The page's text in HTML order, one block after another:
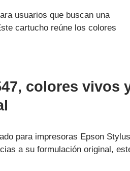
usuarios que buscan una
cartucho reúne los colores
colores vivos
para impresoras Epson Stylus
a su formulación original,